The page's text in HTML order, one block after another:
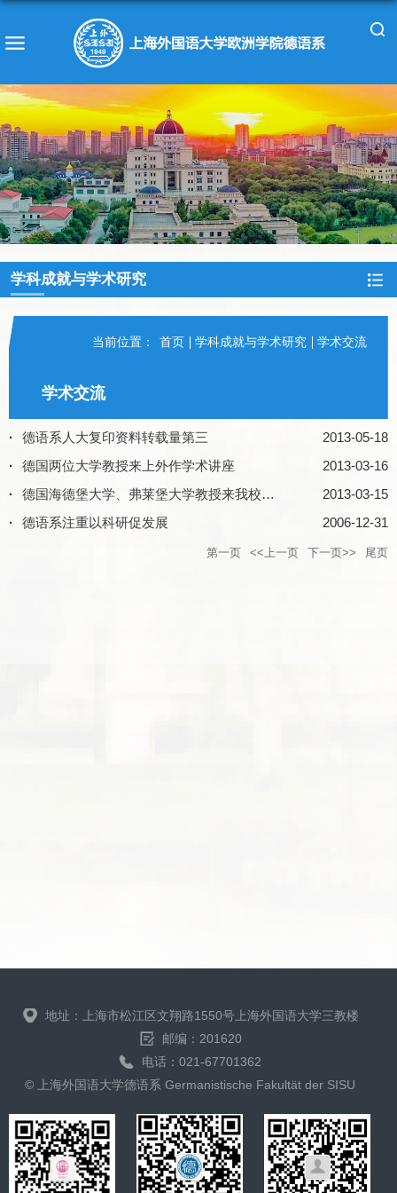
学科成就与学术研究
当前位置： 首页 学科成就与学术研究 学术交流
学术交流
· 德语系人大复印资料转载量第三
2013-05-18
·
德国两位大学教授来上外作学术讲座
2013-03-16
·
德国海德堡大学、弗莱堡大学教授来我校讲学
2013-03-15
·
德语系注重以科研促发展 2006-12-31
第一页 <<上一页 下一页>> 尾页
地址：上海市松江区文翔路1550号上海外国语大学三教楼
邮编：201620
电话：021-67701362
© 上海外国语大学德语系 Germanistische Fakultät der SISU